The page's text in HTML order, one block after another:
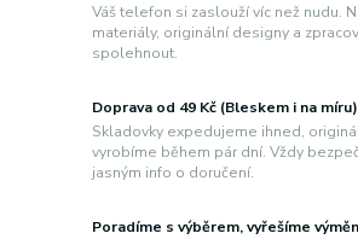
Váš telefon si zaslouží víc než nudu.
materiály, originální designy a
spolehnout.
Doprava od 49 Kč (Bleskem i na míru)
Skladovky expedujeme ihned,
vyrobíme během pár dní. Vždy
jasným info o doručení.
Poradíme s výběrem, vyřešíme